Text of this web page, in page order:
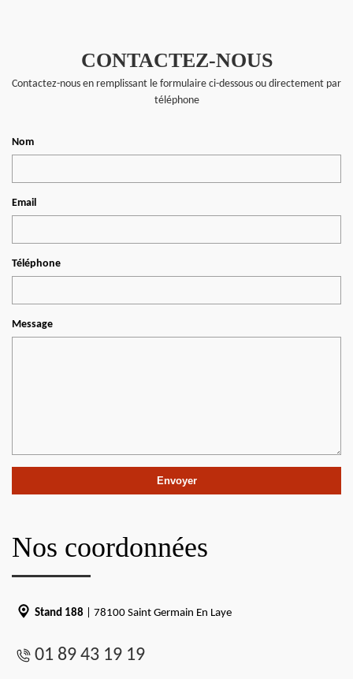
CONTACTEZ-NOUS
Contactez-nous en remplissant le formulaire ci-dessous ou directement par
téléphone
Nom
Email
Téléphone
Message
Nos coordonnées
Stand 188 | 78100 Saint Germain En Laye
01 89 43 19 19